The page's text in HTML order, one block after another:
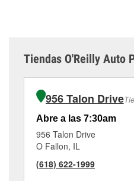
Tiendas O'Reilly Auto
956 Talon Drive
Abre a las 7:30am
956 Talon Drive
O Fallon, IL
(618) 622-1999